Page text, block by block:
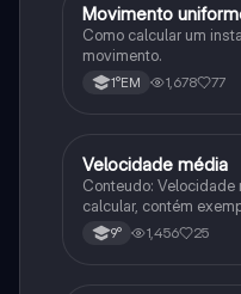
Física
Movimento
Como calcular um
movimento.
1°EM 1,678 77
Física
Velocidade média
Conteudo:
calcular, contém
9° 1,456 25